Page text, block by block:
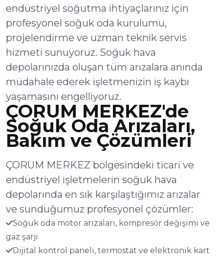
endüstriyel soğutma ihtiyaçlarınız için
profesyonel soğuk oda kurulumu,
projelendirme ve uzman teknik servis
hizmeti sunuyoruz. Soğuk hava
depolarınızda oluşan tüm arızalara anında
müdahale ederek işletmenizin iş kaybı
yaşamasını engelliyoruz.
ÇORUM MERKEZ'de
Soğuk Oda Arızaları,
Bakım ve Çözümleri
ÇORUM MERKEZ bölgesindeki ticari ve
endüstriyel işletmelerin soğuk hava
depolarında en sık karşılaştığımız arızalar
ve sunduğumuz profesyonel çözümler:
Soğuk oda motor arızaları, kompresör değişimi ve
gaz şarjı
Dijital kontrol paneli, termostat ve elektronik kart